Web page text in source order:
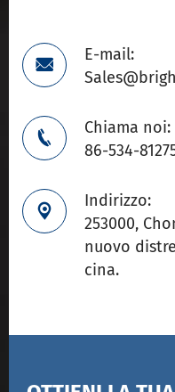

E-mail:

Chiama noi:
86-534-

Indirizzo:
253000,
nuovo
cina.